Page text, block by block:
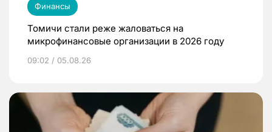
Финансы
Томичи стали реже жаловаться на
микрофинансовые организации в 2026 году
09:02 / 05.08.26